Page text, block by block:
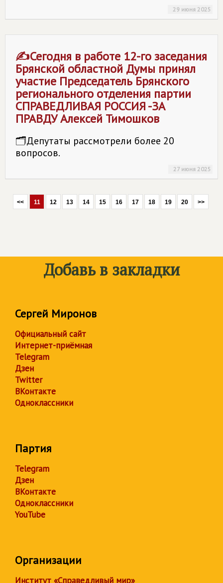
29 июня 2025
✍Сегодня в работе 12-го заседания
Брянской областной Думы принял
участие Председатель Брянского
регионального отделения партии
СПРАВЕДЛИВАЯ РОССИЯ -ЗА
ПРАВДУ Алексей Тимошков
🗂Депутаты рассмотрели более 20
вопросов.
27 июня 2025
<< 11 12 13 14 15 16 17 18 19 20 >>
Добавь в закладки
Сергей Миронов
Официальный сайт
Интернет-приёмная
Telegram
Дзен
Twitter
ВКонтакте
Одноклассники
Партия
Telegram
Дзен
ВКонтакте
Одноклассники
YouTube
Организации
Институт «Справедливый мир»